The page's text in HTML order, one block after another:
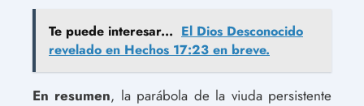
Te puede interesar... El Dios Desconocido
revelado en Hechos 17:23 en breve.
En resumen, la parábola de la viuda persistente